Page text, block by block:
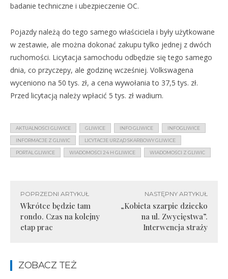
badanie techniczne i ubezpieczenie OC.
Pojazdy należą do tego samego właściciela i były użytkowane
w zestawie, ale można dokonać zakupu tylko jednej z dwóch
ruchomości. Licytacja samochodu odbędzie się tego samego
dnia, co przyczepy, ale godzinę wcześniej. Volkswagena
wyceniono na 50 tys. zł, a cena wywołania to 37,5 tys. zł.
Przed licytacją należy wpłacić 5 tys. zł wadium.
AKTUALNOŚCI GLIWICE GLIWICE INFO GLIWICE INFOGLIWICE
INFORMACJE Z GLIWIC LICYTACJE URZĄD SKARBOWY GLIWICE
PORTAL GLIWICE WIADOMOŚCI 24 H GLIWICE WIADOMOŚCI Z GLIWIC
POPRZEDNI ARTYKUŁ
Wkrótce będzie tam
rondo. Czas na kolejny
etap prac
NASTĘPNY ARTYKUŁ
„Kobieta szarpie dziecko
na ul. Zwycięstwa”.
Interwencja straży
ZOBACZ TEŻ